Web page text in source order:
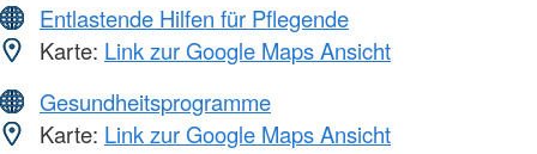
Entlastende Hilfen für Pflegende
Karte: Link zur Google Maps Ansicht
Gesundheitsprogramme
Karte: Link zur Google Maps Ansicht